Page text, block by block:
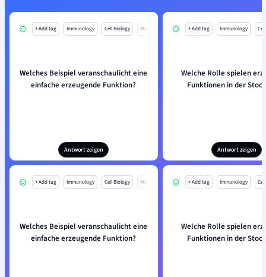
+ Add tag Immunology Cell Biology Mo
Welches Beispiel veranschaulicht eine
einfache erzeugende Funktion?
Antwort zeigen
+ Add tag Immunology
Welche Rolle spielen
Funktionen in der
Antwort zeigen
+ Add tag Immunology Cell Biology Mo
Welches Beispiel veranschaulicht eine
einfache erzeugende Funktion?
+ Add tag Immunology
Welche Rolle spielen
Funktionen in der